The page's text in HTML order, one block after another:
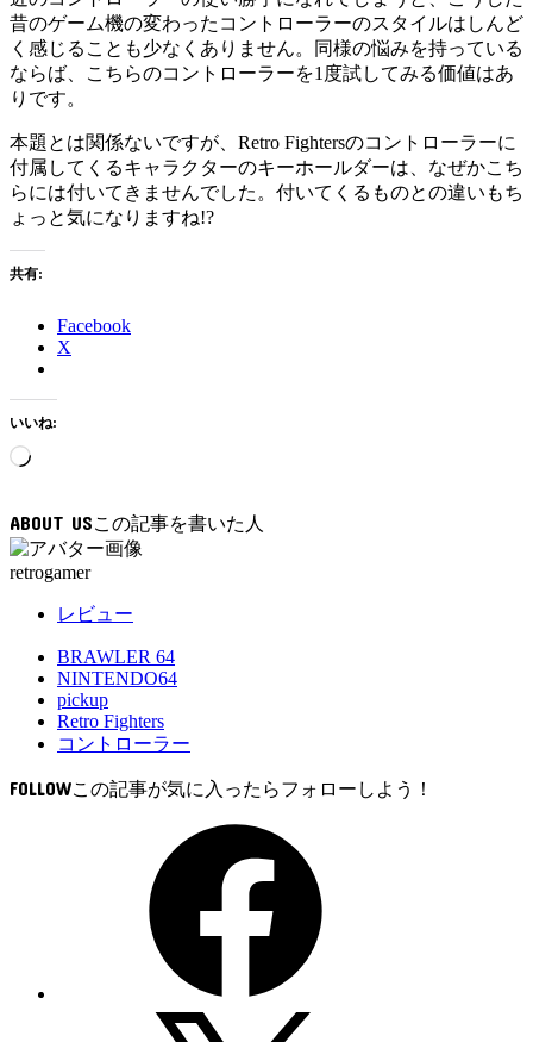
昔のゲーム機の変わったコントローラーのスタイルはしんど
く感じることも少なくありません。同様の悩みを持っている
ならば、こちらのコントローラーを1度試してみる価値はあ
りです。
本題とは関係ないですが、Retro Fightersのコントローラーに
付属してくるキャラクターのキーホールダーは、なぜかこち
らには付いてきませんでした。付いてくるものとの違いもち
ょっと気になりますね!?
共有:
Facebook
X
いいね:
読
み
中…
ABOUT US
retrogamer
レビュー
BRAWLER 64
NINTENDO64
pickup
Retro Fighters
コントローラー
FOLLOW